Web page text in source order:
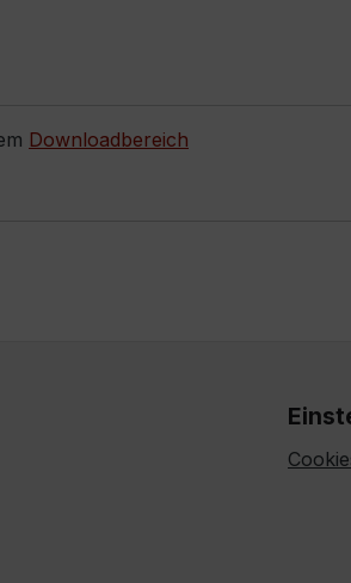
Downloadbereich